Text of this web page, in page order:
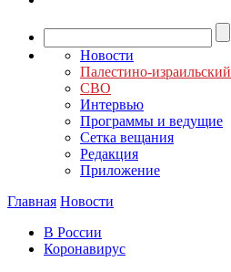
Новости
Палестино-
СВО
Интервью
Программы и ведущие
Сетка вещания
Редакция
Приложение
Главная Новости
В России
Коронавирус